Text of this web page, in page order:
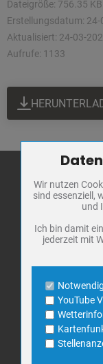
Dateigröße: 756.35 KB
Erstellungsdatum: 24-
Aktualisiert: 24-03-
Aufrufe: 1133
E-Mail:
Search
Zum Betrieb
Name
Anbieter
Cookie Name
Name
Anbieter
Zweck
Cookie Name
Wir nutzen
sind essenziell,
und
Ich bin damit
jederzeit mit
Notwendig
YouTube